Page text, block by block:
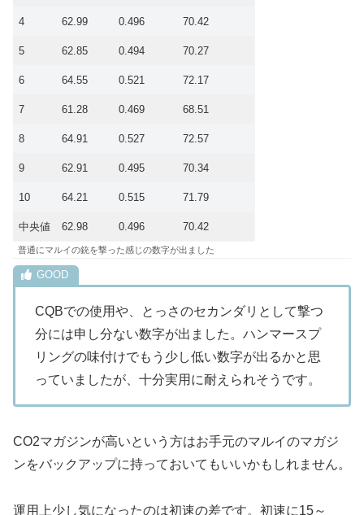
4 62.99 0.496 70.42
5 62.85 0.494 70.27
6 64.55 0.521 72.17
7 61.28 0.469 68.51
8 64.91 0.527 72.57
9 62.91 0.495 70.34
10 64.21 0.515 71.79
中央値 62.98 0.496 70.42
普通にマルイの銃を撃った感じの数字が出ました
CQBでの使用や、とっさのセカンダリとして撃つ
分には申し分ない数字が出ました。ハンマースプ
リングの味付けでもう少し低い数字が出るかと思
っていましたが、十分実用に耐えられそうです。
CO2マガジンが高いという方はお手元のマルイのマガジ
ンをバックアップに持っておいてもいいかもしれません。
運用上少し気になったのは初速の差です。初速に15～